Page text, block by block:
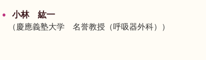
小林 紘一
（慶應義塾大学 名誉教授（呼吸器外科））